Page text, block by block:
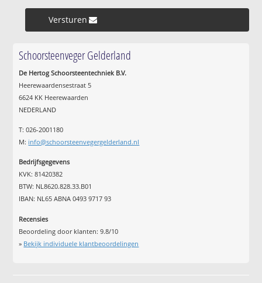
Versturen »
Schoorsteenveger Gelderland
De Hertog Schoorsteentechniek B.V.
Heerewaardensestraat 5
6624 KK Heerewaarden
NEDERLAND
T: 026-2001180
M: info@schoorsteenvegergelderland.nl
Bedrijfsgegevens
KVK: 81420382
BTW: NL8620.828.33.B01
IBAN: NL65 ABNA 0493 9717 93
Recensies
Beoordeling door klanten:9.8/10
» Bekijk individuele klantbeoordelingen